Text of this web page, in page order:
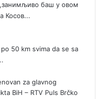
баш у овом
Косов...
50 km svima da se sa
za glavnog
BiH – RTV Puls Brčko